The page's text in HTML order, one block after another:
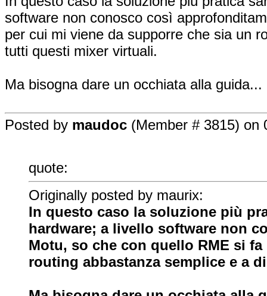
software non conosco così
per cui mi viene da supporre che sia un
tutti questi mixer virtuali.
Ma bisogna dare un occhiata alla guida...
Posted by maudoc (Member # 3815) on
quote:
Originally posted by maurix:
In questo caso la soluzione più
hardware; a livello software non
Motu, so che con quello RME si
routing abbastanza semplice e a